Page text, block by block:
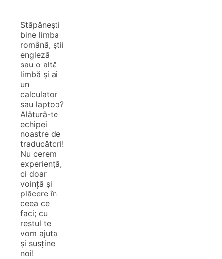
Stăpânești
bine limba
română, știi
engleză
sau o altă
limbă și ai
un
calculator
sau laptop?
Alătură-te
echipei
noastre de
traducători!
Nu cerem
experiență,
ci doar
voință și
plăcere în
ceea ce
faci; cu
restul te
vom ajuta
și susține
noi!